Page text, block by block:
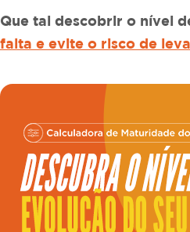
Que tal descobrir o nível
falta e evite o risco de